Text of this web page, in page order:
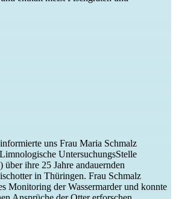
uns Frau Maria Schmalz
UntersuchungsStelle
ihre 25 Jahre andauernden
in Thüringen. Frau Schmalz
Monitoring der Wassermarder und konnte